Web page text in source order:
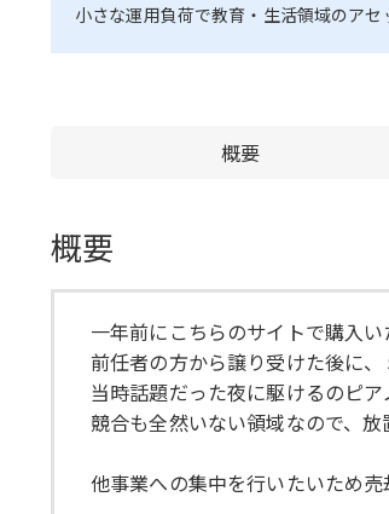
小さな運用負荷で教育・生活領域のアセ
概要
概要
一年前にこちらのサイトで購入い
前任者の方から譲り受けた後に、
当時話題だった夜に駆けるのピ
競合も全然いない領域なので、
他事業への集中を行いたいため売